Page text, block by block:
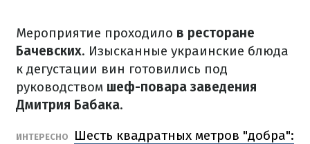
Мероприятие проходило в ресторане
Бачевских. Изысканные украинские блюда
к дегустации вин готовились под
руководством шеф-повара заведения
Дмитрия Бабака.
ИНТЕРЕСНО
Шесть квадратных метров "добра":